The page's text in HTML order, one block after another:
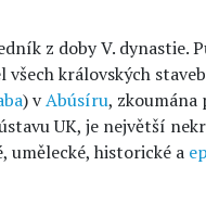
z doby V. dynastie.
všech královských
) vAbúsíru,
UK, je největší
umělecké, historické a